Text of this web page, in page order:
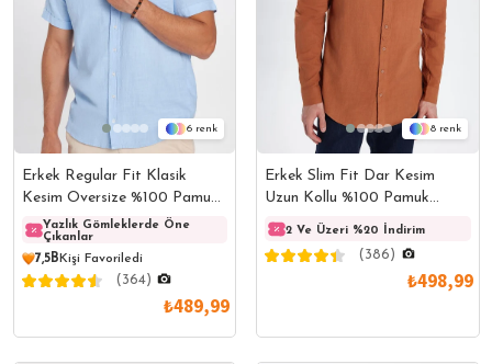
6
Erkek Regular Fit Klasik
Kesim Oversize %100 Pamuk
Keten Doku Cepli Mavi
Gömlek
Yazlık Gömleklerde Öne
Çıkanlar
Yazlık Gömleklerde Öne
Çıkanlar
7,5B Kişi Favoriledi
(364)
₺489,99
8
Erkek Slim Fit Dar Kesim
Uzun Kollu %100 Pamuk
Keten Doku Hakim Yaka
Kiremit Renk Gömlek
2 Ve Üzeri %20 İndirim
(386)
₺498,99